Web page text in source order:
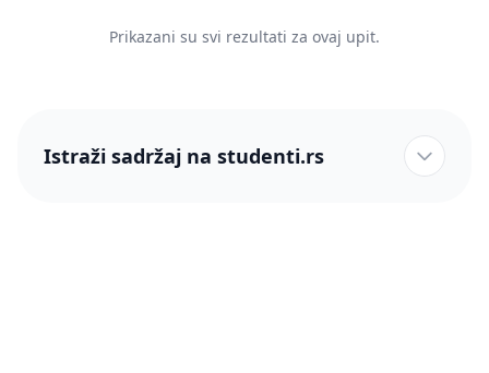
Prikazani su svi rezultati za ovaj upit.
Istraži sadržaj na studenti.rs